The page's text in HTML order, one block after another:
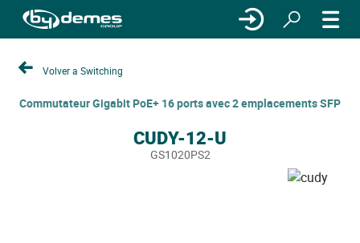
Volver a Switching
Commutateur Gigabit PoE+ 16 ports avec 2 emplacements SFP
CUDY-12-U
GS1020PS2